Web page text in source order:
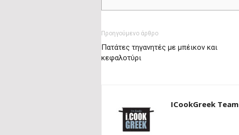
Προηγούμενο άρθρο
Πατάτες τηγανητές με μπέικον και
κεφαλοτύρι
ICookGreek Team